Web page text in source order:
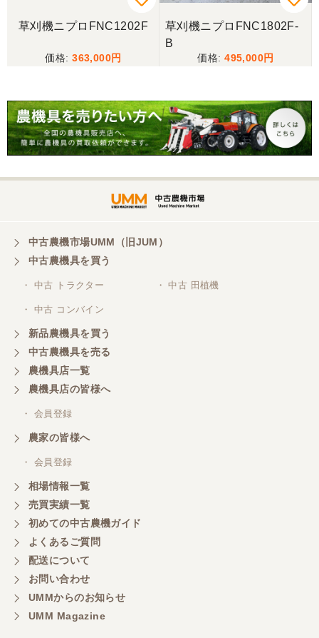
エンジンが一発でかかり嬉しかったです。
対応が良く、機械も良いようです。
東京都／購入者
東京都／がーさん
その日に評価しましたが届いてませんか？ 届いてな
ければ再度送信しますが。 大橋粉砕機です。
東京都／がーさん
なんだかんだ積み込みまでして頂き助かりました！
東京都／おちゃ
東京都／あきら
いいたします。
東京都／もっくん
担当者さんの対応が素晴らしい！ とても気分の良
しています。
草刈機ニプロFNC1202F
363,000
草刈機ニプロFNC1802F-
B
495,000
中古農機市場UMM（旧JUM）
中古農機具を買う
・ 中古 トラクター ・ 中古 田植機
・ 中古 コンバイン
新品農機具を買う
中古農機具を売る
農機具店一覧
農機具店の皆様へ
・ 会員登録
農家の皆様へ
・ 会員登録
相場情報一覧
売買実績一覧
初めての中古農機ガイド
よくあるご質問
配送について
お問い合わせ
UMMからのお知らせ
UMM Magazine